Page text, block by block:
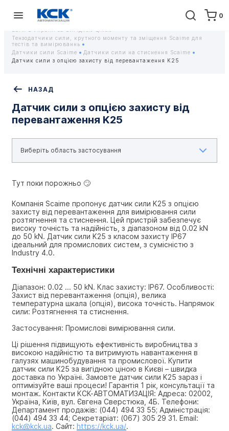
0
Головна Обладнання
Контрольно-вимірювальні прилади
Тензодатчики та тензометричні датчики Scaime - Купити датчики
Тензодатчики сили, крутного моменту та зміщення Scaime для
тестів та вимірюваннь
Датчики сили Scaime
Датчики сили на стиснення Scaime
Датчик сили з опцією захисту від перевантаження K25
НАЗАД
Датчик сили з опцією захисту від
перевантаження K25
Тут поки порожньо 🙄
Компанія Scaime пропонує датчик сили K25 з опцією
захисту від перевантаження для вимірювання сили
розтягнення та стиснення. Цей пристрій забезпечує
високу точність та надійність, з діапазоном від 0.02 kN
до 50 kN. Датчик сили K25 з класом захисту IP67
ідеальний для промислових систем, з сумісністю з
Industry 4.0.
Технічні характеристики
Діапазон: 0.02 ... 50 kN. Клас захисту: IP67. Особливості:
Захист від перевантаження (опція), велика
температурна шкала (опція), висока точність. Напрямок
сили: Розтягнення та стиснення.
Застосування: Промислові вимірювання сили.
Ці рішення підвищують ефективність виробництва з
високою надійністю та витримують навантаження в
галузях машинобудування та промислової. Купити
датчик сили K25 за вигідною ціною в Києві – швидка
доставка по Україні. Замовте датчик сили K25 зараз і
оптимізуйте ваші процеси! Гарантія 1 рік, консультації та
монтаж. Контакти КСК-АВТОМАТИЗАЦІЯ: Адреса: 02002,
Україна, Київ, вул. Євгена Сверстюка, 4Б. Телефони:
Департамент продажів: (044) 494 33 55; Адміністрація:
(044) 494 33 44; Секретаріат: (067) 305 29 31. Email:
kck@kck.ua. Сайт: https://kck.ua/.